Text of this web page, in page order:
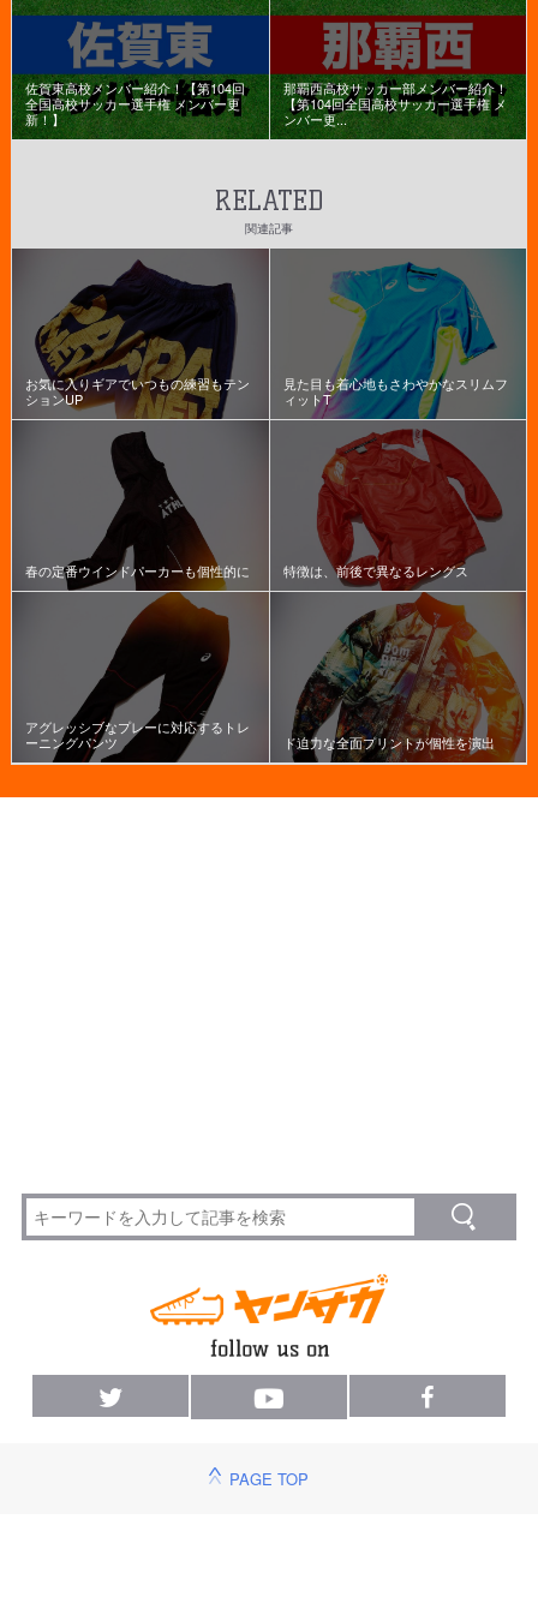
佐賀東高校メンバー紹介！【第104回
全国高校サッカー選手権 メンバー更
新！】
那覇西高校サッカー部メンバー紹介！
【第104回全国高校サッカー選手権 メ
ンバー更...
RELATED
関連記事
お気に入りギアでいつもの練習もテン
ションUP
見た目も着心地もさわやかなスリムフ
ィットT
春の定番ウインドパーカーも個性的に 特徴は、前後で異なるレングス
アグレッシブなプレーに対応するトレ
ーニングパンツ
ド迫力な全面プリントが個性を演出
PAGE TOP